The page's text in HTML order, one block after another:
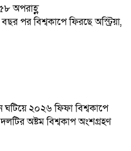
অপরাহ্ণ
২০২৬ ফিফা বিশ্বকাপে
অষ্টম বিশ্বকাপ অংশগ্রহণ